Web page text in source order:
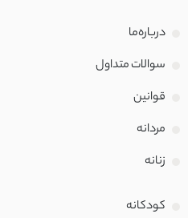
درباره‌ما
سوالات متداول
قوانین
مردانه
زنانه
کودکانه